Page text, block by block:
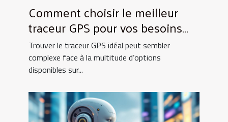
Comment choisir le meilleur
traceur GPS pour vos besoins
spécifiques ?
Trouver le traceur GPS idéal peut sembler
complexe face à la multitude d’options
disponibles sur...